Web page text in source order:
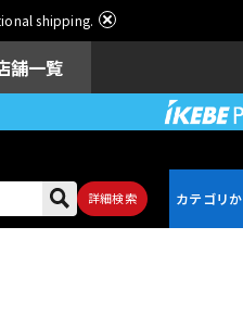
shipping.
舗一覧
詳細検索